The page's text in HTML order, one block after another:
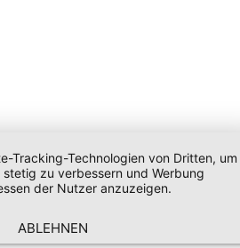
Tracking-Technologien von Dritten, um
zu verbessern und Werbung
der Nutzer anzuzeigen.
ABLEHNEN